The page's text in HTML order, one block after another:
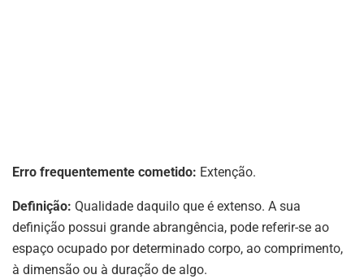
Erro frequentemente cometido: Extenção.
Definição: Qualidade daquilo que é extenso. A sua
definição possui grande abrangência, pode referir-se ao
espaço ocupado por determinado corpo, ao comprimento,
à dimensão ou à duração de algo.